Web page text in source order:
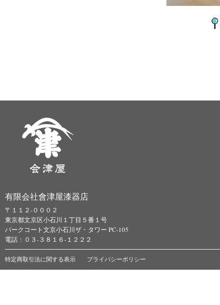
有限会社會津屋漆器店
〒１１２-０００２
東京都文京区小石川１丁目５番１号
パークコート文京小石川ザ・タワー PC-105
電話：０３-３８１６-１２２２
特定商取引法に関する表示 プライバシーポリシー